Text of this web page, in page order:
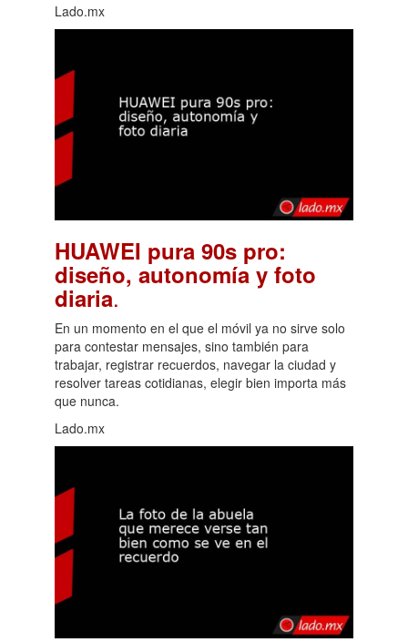
Lado.mx
HUAWEI pura 90s pro:
diseño, autonomía y foto
diaria.
En un momento en el que el móvil ya no sirve solo
para contestar mensajes, sino también para
trabajar, registrar recuerdos, navegar la ciudad y
resolver tareas cotidianas, elegir bien importa más
que nunca.
Lado.mx